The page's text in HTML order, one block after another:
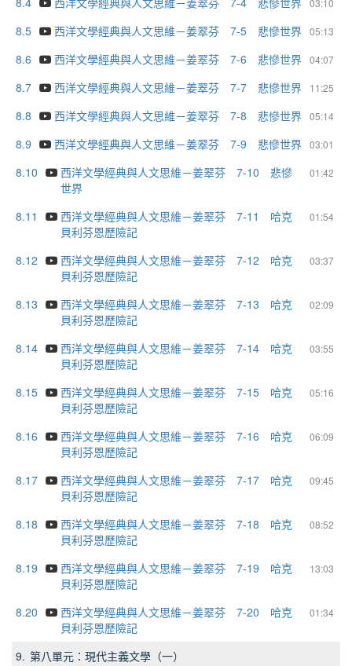
03:10
8.5
05:13
西洋文學經典與人文思維－姜翠芬 7-5 悲慘世界
8.6
04:07
西洋文學經典與人文思維－姜翠芬 7-6 悲慘世界
8.7
11:25
西洋文學經典與人文思維－姜翠芬 7-7 悲慘世界
8.8
05:14
西洋文學經典與人文思維－姜翠芬 7-8 悲慘世界
8.9
03:01
西洋文學經典與人文思維－姜翠芬 7-9 悲慘世界
8.10
01:42
西洋文學經典與人文思維－姜翠芬 7-10 悲慘
世界
8.11
01:54
西洋文學經典與人文思維－姜翠芬 7-11 哈克
貝利芬恩歷險記
8.12
03:37
西洋文學經典與人文思維－姜翠芬 7-12 哈克
貝利芬恩歷險記
8.13
02:09
西洋文學經典與人文思維－姜翠芬 7-13 哈克
貝利芬恩歷險記
8.14
03:55
西洋文學經典與人文思維－姜翠芬 7-14 哈克
貝利芬恩歷險記
8.15
05:16
西洋文學經典與人文思維－姜翠芬 7-15 哈克
貝利芬恩歷險記
8.16
06:09
西洋文學經典與人文思維－姜翠芬 7-16 哈克
貝利芬恩歷險記
8.17
09:45
西洋文學經典與人文思維－姜翠芬 7-17 哈克
貝利芬恩歷險記
8.18
08:52
西洋文學經典與人文思維－姜翠芬 7-18 哈克
貝利芬恩歷險記
8.19
13:03
西洋文學經典與人文思維－姜翠芬 7-19 哈克
貝利芬恩歷險記
8.20
01:34
西洋文學經典與人文思維－姜翠芬 7-20 哈克
貝利芬恩歷險記
9. 第八單元：現代主義文學（一）